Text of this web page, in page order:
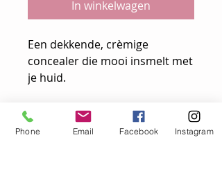
In winkelwagen
Een dekkende, crèmige
concealer die mooi insmelt met
je huid.
gebruiksaanwijzing:
Breng deze concealer aan op
Phone Email Facebook Instagram